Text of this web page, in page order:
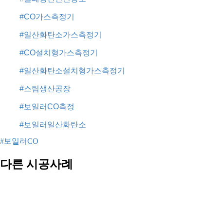
#CO가스측정기
#일산화탄소가스측정기
#CO설치형가스측정기
#일산화탄소설치형가스측정기
#스팀생산공장
#보일러CO측정
#보일러일산화탄소
#보일러CO
다른 시공사례